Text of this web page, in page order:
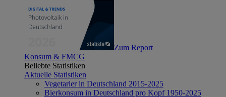
Zum Report
Konsum & FMCG
Beliebte Statistiken
Aktuelle Statistiken
Vegetarier in Deutschland 2015-2025
Bierkonsum in Deutschland pro Kopf 1950-2025